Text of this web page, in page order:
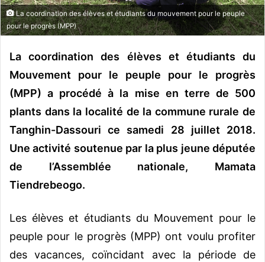
u
r
r
e
l
La coordination des élèves et étudiants du mouvement pour le peuple
pour le progrès (MPP)
La coordination des élèves et étudiants du
Mouvement pour le peuple pour le progrès
(MPP) a procédé à la mise en terre de 500
plants dans la localité de la commune rurale de
Tanghin-Dassouri ce samedi 28 juillet 2018.
Une activité soutenue par la plus jeune députée
de l’Assemblée nationale, Mamata
Tiendrebeogo.
Les élèves et étudiants du Mouvement pour le
peuple pour le progrès (MPP) ont voulu profiter
des vacances, coïncidant avec la période de